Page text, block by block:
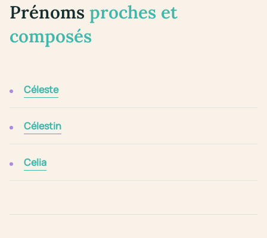
Prénoms proches et
composés
Céleste
Célestin
Celia